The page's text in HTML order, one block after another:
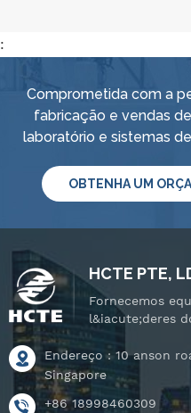
:
Comprometida com a
fabricação e vendas
laboratório e sistemas
OBTENHA UM
HCTE PTE,
Fornecemos
l&iacute;deres
Endereço : 10 anson
Singapore
+86 18998460309